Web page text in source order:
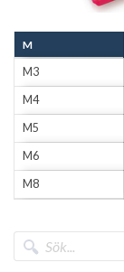
M
M3
M4
M5
M6
M8